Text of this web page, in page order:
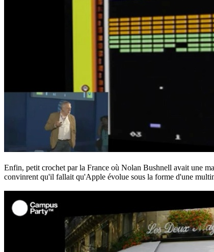
Enfin, petit crochet par la France où Nolan Bushnell avait une
convinrent qu'il fallait qu'Apple évolue sous la forme d'une